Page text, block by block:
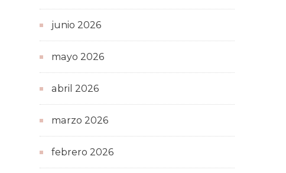
junio 2026
mayo 2026
abril 2026
marzo 2026
febrero 2026